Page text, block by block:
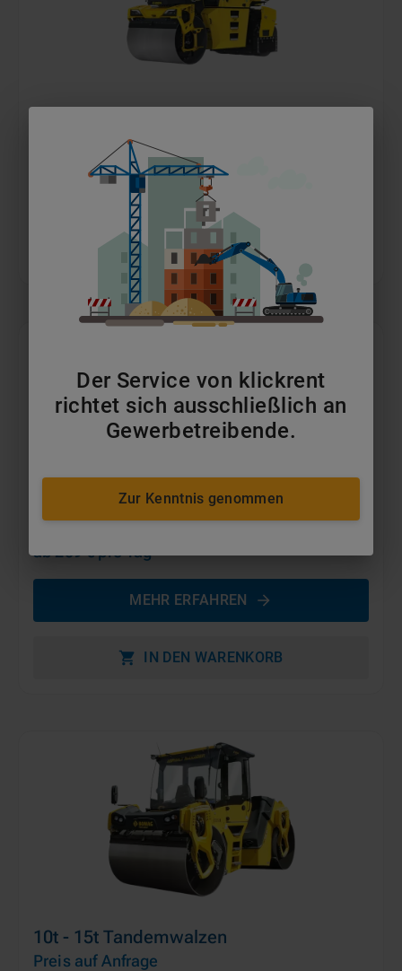
pro Tag
MEHR ERFAHREN
IN DEN WARENKORB
7,5t - 10t Tandemwalzen
ab 209 €pro Tag
MEHR ERFAHREN
IN DEN WARENKORB
10t - 15t Tandemwalzen
Preis auf Anfrage
Der Service von klickrent
richtet sich ausschließlich an
Gewerbetreibende.
Zur Kenntnis genommen